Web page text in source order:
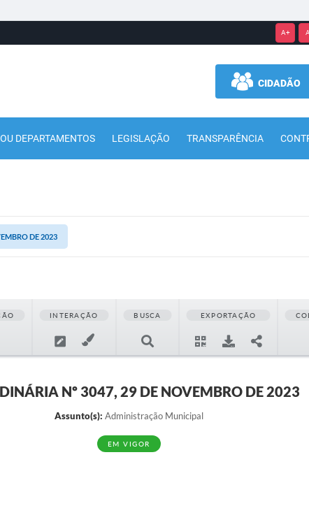
A+
CIDADÃO
DEPARTAMENTOS LEGISLAÇÃO TRANSPARÊNCIA
DE 2023
INTERAÇÃO BUSCA EXPORTAÇÃO
Nº 3047, 29 DE NOVEMBRO DE 2023
Assunto(s): Administração Municipal
EM VIGOR